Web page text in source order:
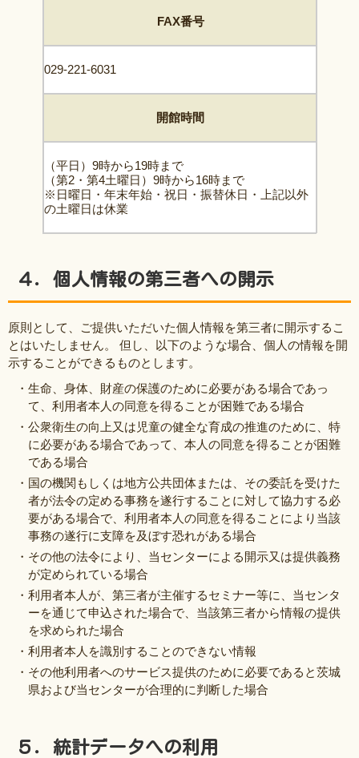
FAX番号
029-221-6031
開館時間
（平日）9時から19時まで
（第2・第4土曜日）9時から16時まで
※日曜日・年末年始・祝日・振替休日・上記以外
の土曜日は休業
４．個人情報の第三者への開示
原則として、ご提供いただいた個人情報を第三者に開示するこ
とはいたしません。 但し、以下のような場合、個人の情報を開
示することができるものとします。
・生命、身体、財産の保護のために必要がある場合であっ
て、利用者本人の同意を得ることが困難である場合
・公衆衛生の向上又は児童の健全な育成の推進のために、特
に必要がある場合であって、本人の同意を得ることが困難
である場合
・国の機関もしくは地方公共団体または、その委託を受けた
者が法令の定める事務を遂行することに対して協力する必
要がある場合で、利用者本人の同意を得ることにより当該
事務の遂行に支障を及ぼす恐れがある場合
・その他の法令により、当センターによる開示又は提供義務
が定められている場合
・利用者本人が、第三者が主催するセミナー等に、当センタ
ーを通じて申込された場合で、当該第三者から情報の提供
を求められた場合
・利用者本人を識別することのできない情報
・その他利用者へのサービス提供のために必要であると茨城
県および当センターが合理的に判断した場合
５．統計データへの利用